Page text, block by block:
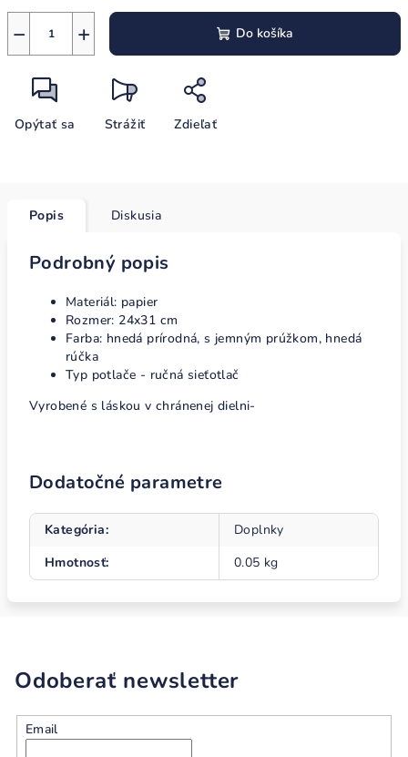
+
− Do košíka
Opýtať sa Strážiť Zdieľať
Popis Diskusia
Podrobný popis
Materiál: papier
Rozmer: 24x31 cm
Farba: hnedá prírodná, s jemným prúžkom, hnedá
rúčka
Typ potlače - ručná sieťotlač
Vyrobené s láskou v chránenej dielni-
Dodatočné parametre
Kategória:
Doplnky
Hmotnosť: 0.05 kg
Odoberať newsletter
Email